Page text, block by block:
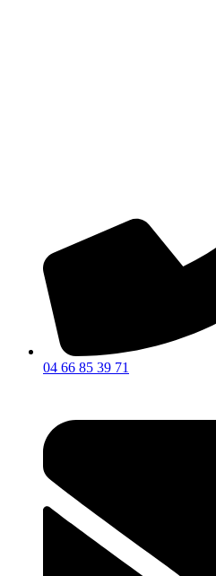
04 66 85 39 71